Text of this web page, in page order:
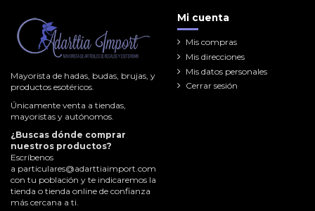
Mayorista de hadas, budas, brujas, y
productos esotéricos.
Únicamente venta a tiendas,
mayoristas y autónomos.
¿Buscas dónde comprar
nuestros productos?
Escríbenos
a particulares@adarttiaimport.com
con tu población y te indicaremos la
tienda o tienda online de confianza
más cercana a ti.
Mi cuenta
Mis compras
Mis direcciones
Mis datos personales
Cerrar sesión